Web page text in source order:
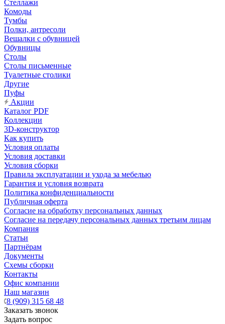
Стеллажи
Комоды
Тумбы
Полки, антресоли
Вешалки с обувницей
Обувницы
Столы
Столы письменные
Туалетные столики
Другие
Пуфы
Акции
Каталог PDF
Коллекции
3D-конструктор
Как купить
Условия оплаты
Условия доставки
Условия сборки
Правила эксплуатации и ухода за мебелью
Гарантия и условия возврата
Политика конфиденциальности
Публичная оферта
Согласие на обработку персональных данных
Согласие на передачу персональных данных третьим лицам
Компания
Статьи
Партнёрам
Документы
Схемы сборки
Контакты
Офис компании
Наш магазин
8 (909) 315 68 48
Заказать звонок
Задать вопрос